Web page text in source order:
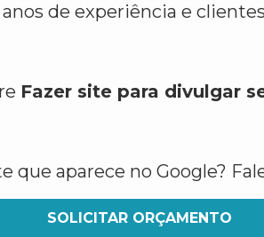
anos de experiência e
Fazer site para divulgar
que aparece no Google?
SOLICITAR ORÇAMENTO